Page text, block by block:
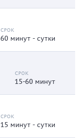
60 минут - сутки
15-60 минут
15 минут - сутки